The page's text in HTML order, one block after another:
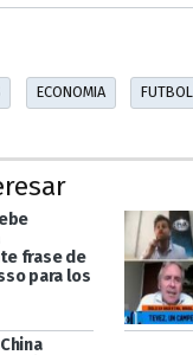
ECONOMIA
frase de
para los